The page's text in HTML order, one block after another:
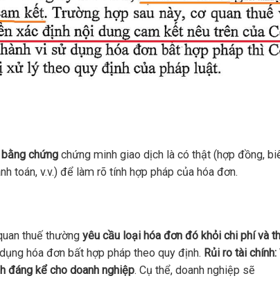
chứng chứng minh giao dịch là có thật (hợp đồng,
toán, v.v.) để làm rõ tính hợp pháp của hóa đơn.
thuế thường yêu cầu loại hóa đơn đó khỏi chi phí và
hóa đơn bất hợp pháp theo quy định. Rủi ro tài chính:
đáng kể cho doanh nghiệp. Cụ thể, doanh nghiệp sẽ